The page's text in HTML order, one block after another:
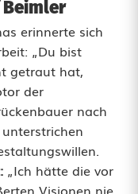
erinnerte sich
„Du bist
getraut hat,
der
nach
„Ich hätte die vor
Visionen nie